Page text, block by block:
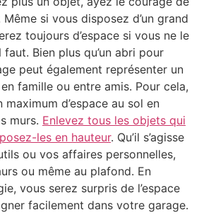
si vous disposez d’un grand
toujours d’espace si vous ne le
Bien plus qu’un abri pour
peut également représenter un
famille ou entre amis. Pour cela,
d’espace au sol en
murs. Enlevez tous les objets qui
les en hauteur. Qu’il s’agisse
ou vos affaires personnelles,
ou même au plafond. En
vous serez surpris de l’espace
facilement dans votre garage.